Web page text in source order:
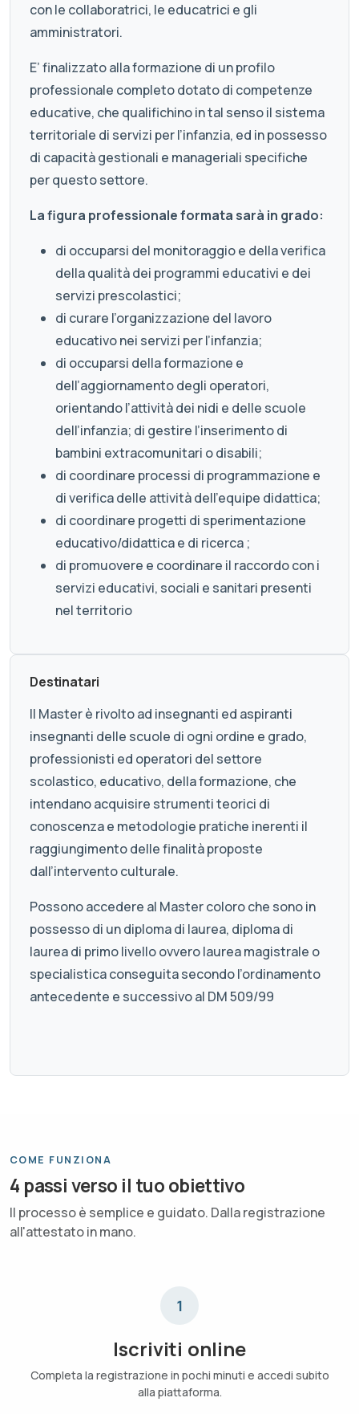
con le collaboratrici, le educatrici e gli
amministratori.
E’ finalizzato alla formazione di un profilo
professionale completo dotato di competenze
educative, che qualifichino in tal senso il sistema
territoriale di servizi per l’infanzia, ed in possesso
di capacità gestionali e manageriali specifiche
per questo settore.
La figura professionale formata sarà in grado:
di occuparsi del monitoraggio e della verifica
della qualità dei programmi educativi e dei
servizi prescolastici;
di curare l’organizzazione del lavoro
educativo nei servizi per l’infanzia;
di occuparsi della formazione e
dell’aggiornamento degli operatori,
orientando l’attività dei nidi e delle scuole
dell’infanzia; di gestire l’inserimento di
bambini extracomunitari o disabili;
di coordinare processi di programmazione e
di verifica delle attività dell’equipe didattica;
di coordinare progetti di sperimentazione
educativo/didattica e di ricerca ;
di promuovere e coordinare il raccordo con i
servizi educativi, sociali e sanitari presenti
nel territorio
Destinatari
Il Master è rivolto ad insegnanti ed aspiranti
insegnanti delle scuole di ogni ordine e grado,
professionisti ed operatori del settore
scolastico, educativo, della formazione, che
intendano acquisire strumenti teorici di
conoscenza e metodologie pratiche inerenti il
raggiungimento delle finalità proposte
dall’intervento culturale.
Possono accedere al Master coloro che sono in
possesso di un diploma di laurea, diploma di
laurea di primo livello ovvero laurea magistrale o
specialistica conseguita secondo l’ordinamento
antecedente e successivo al DM 509/99
COME FUNZIONA
4 passi verso il tuo obiettivo
Il processo è semplice e guidato. Dalla registrazione
all'attestato in mano.
1
Iscriviti online
Completa la registrazione in pochi minuti e accedi subito
alla piattaforma.